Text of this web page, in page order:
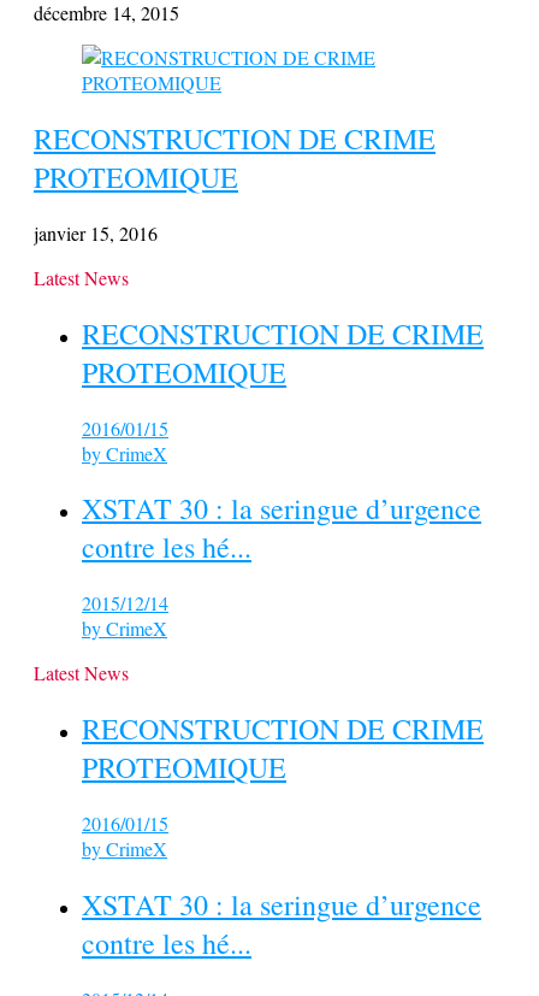
décembre 14, 2015
RECONSTRUCTION DE CRIME
PROTEOMIQUE
janvier 15, 2016
Latest News
RECONSTRUCTION DE CRIME
PROTEOMIQUE
2016/01/15
byCrimeX
XSTAT 30 : la seringue d’urgence
contre les hé...
2015/12/14
byCrimeX
Latest News
RECONSTRUCTION DE CRIME
PROTEOMIQUE
2016/01/15
byCrimeX
XSTAT 30 : la seringue d’urgence
contre les hé...